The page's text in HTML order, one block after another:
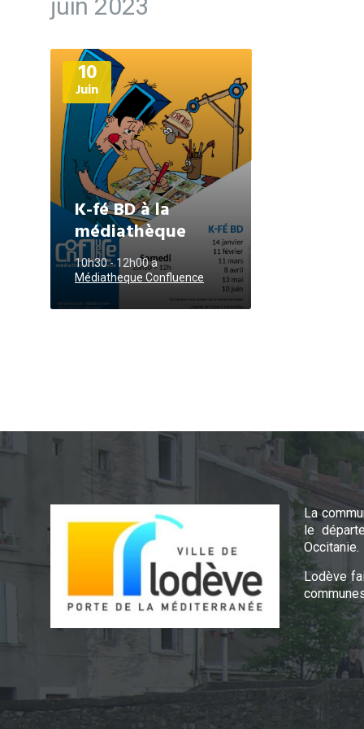
juin 2023
10
Juin
K-fé BD à la
médiathèque
10h30 - 12h00a
Médiatheque Confluence
Plus
d'informations
La
le
Occitanie.
Lodève